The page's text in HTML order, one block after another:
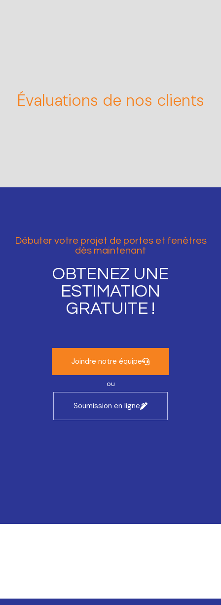
Évaluations de nos clients
Débuter votre projet de portes et fenêtres
dès maintenant
OBTENEZ UNE
ESTIMATION
GRATUITE !
Joindre notre équipe
ou
Soumission en ligne